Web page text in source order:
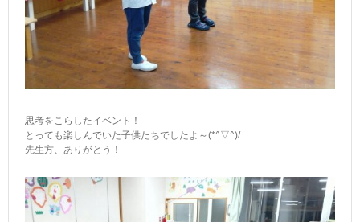
思考をこらしたイベント！
とっても楽しんでいた子供たちでしたよ～(*^▽^)/
先生方、ありがとう！